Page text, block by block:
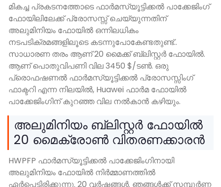
മികച്ച പ്രകടനത്തോടെ ഫാർമസ്യൂട്ടിക്കൽ പാക്കേജിംഗ്
ഫോയിലിലേക്ക് പ്രോസസ്സ് ചെയ്യുന്നതിന്
അലുമിനിയം ഫോയിൽ ഒന്നിലധികം
നടപടിക്രമങ്ങളിലൂടെ കടന്നുപോകേണ്ടതുണ്ട്..
സാധാരണ തരം ആണ് 20 മൈക്ക് ബ്ലിസ്റ്റർ ഫോയിൽ.
ആണ് പൊതുവിപണി വില 3450 $/ടൺ. ഒരു
പ്രൊഫഷണൽ ഫാർമസ്യൂട്ടിക്കൽ പ്രോസസ്സിംഗ്
ഫാക്ടറി എന്ന നിലയിൽ, Huawei ഫാർമ ഫോയിൽ
പാക്കേജിംഗിന് കുറഞ്ഞ വില നൽകാൻ കഴിയും.
അലുമിനിയം ബ്ലിസ്റ്റർ ഫോയിൽ
20 മൈക്രോൺ വിതരണക്കാരൻ
HWPFP ഫാർമസ്യൂട്ടിക്കൽ പാക്കേജിംഗിനായി
അലുമിനിയം ഫോയിൽ നിർമ്മാണത്തിൽ
ഏർപ്പെട്ടിരിക്കുന്നു. 20 വർഷങ്ങൾ. ഞങ്ങൾക്ക് സമ്പൂർണ്ണ